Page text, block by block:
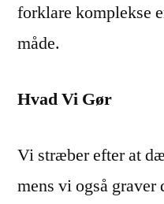
forklare komplekse
måde.
Hvad Vi Gør
Vi stræber efter at
mens vi også graver